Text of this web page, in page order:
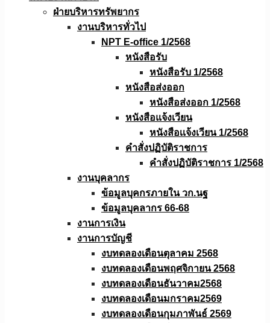
ฝ่ายบริหารทรัพยากร
งานบริหารทั่วไป
NPT E-office 1/2568
หนังสือรับ
หนังสือรับ 1/2568
หนังสือส่งออก
หนังสือส่งออก 1/2568
หนังสือแจ้งเวียน
หนังสือเเจ้งเวียน 1/2568
คำสั่งปฏิบัติราชการ
คำสั่งปฏิบัติราชการ 1/2568
งานบุคลากร
ข้อมูลบุคกรภายใน วก.นฐ
ข้อมูลบุคลากร 66-68
งานการเงิน
งานการบัญชี
งบทดลองเดือนตุลาคม 2568
งบทดลองเดือนพฤศจิกายน 2568
งบทดลองเดือนธันวาคม2568
งบทดลองเดือนมกราคม2569
งบทดลองเดือนกุมภาพันธ์ 2569